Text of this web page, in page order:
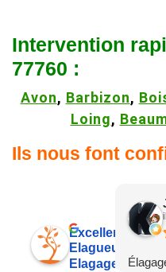
Intervention
77760 :
Avon, Barbizon,
Loing,
Ils nous font
Excellent
Elagueur 77
Elagage Villiers